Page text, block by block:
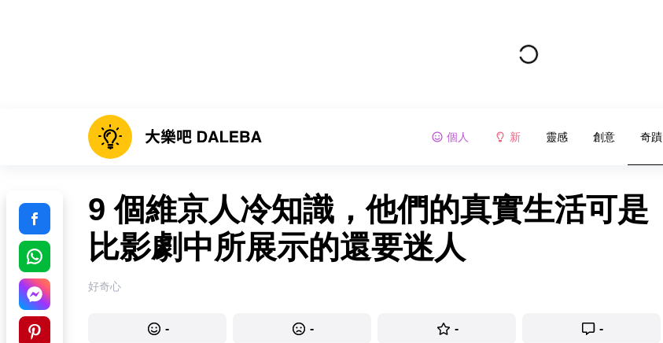
個人 新 靈感 創意 奇蹟
9 個維京人冷知識，他們的真實生活可是
比影劇中所展示的還要迷人
好奇心
- - - -